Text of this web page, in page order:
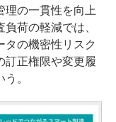
理の一貫性を向上
荷の軽減では、
タの機密性リスク
訂正権限や変更履
。